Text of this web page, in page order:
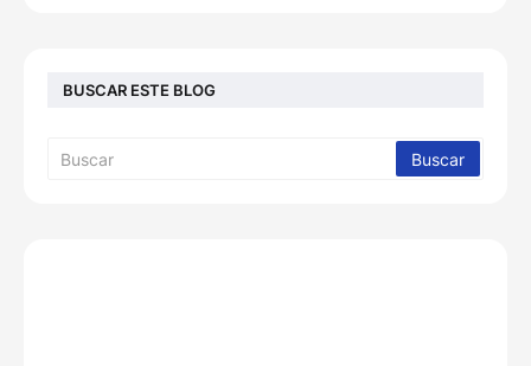
BUSCAR ESTE BLOG